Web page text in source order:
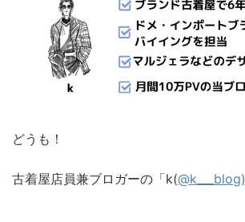
どうも！
古着屋店員兼ブロガーの「k(@k___blog)